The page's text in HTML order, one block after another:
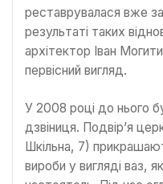
реставрувалася вже
результаті таких
архітектор Іван
первісний вигляд.
У 2008 році до нього
дзвіниця. Подвір’я
Шкільна, 7)
вироби у вигляді ваз,